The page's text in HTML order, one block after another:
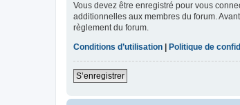
Vous devez être enregistré pour vous
additionnelles aux membres du forum.
règlement du forum.
Conditions d’utilisation
Politique de
S’enregistrer